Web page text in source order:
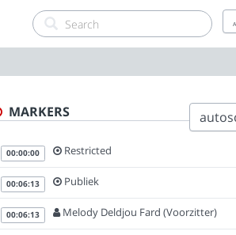
A
MARKERS
00:00:00 Restricted
00:06:13 Publiek
00:06:13 Melody Deldjou Fard (Voorzitter)